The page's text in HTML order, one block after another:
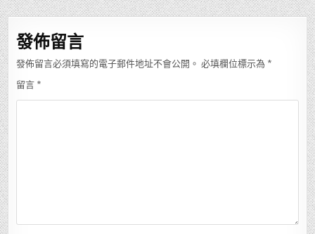
導
覽
發佈留言
發佈留言必須填寫的電子郵件地址不會公開。 必填欄位標示為 *
留言 *